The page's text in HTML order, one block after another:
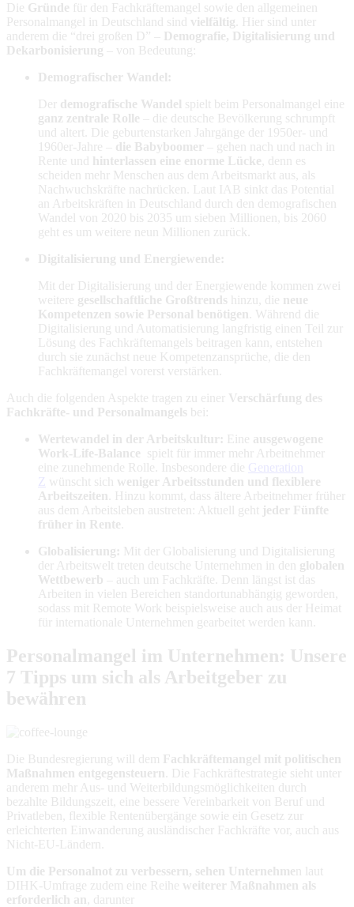
Die Gründe für den Fachkräftemangel sowie den allgemeinen
Personalmangel in Deutschland sind vielfältig . Hier sind unter
anderem die “drei großen D” –
Demografie, Digitalisierung und
Dekarbonisierung – von Bedeutung:
Demografischer Wandel:
Der demografische Wandel spielt beim Personalmangel eine
ganz zentrale Rolle – die deutsche Bevölkerung schrumpft
und altert. Die geburtenstarken Jahrgänge der 1950er- und
1960er-Jahre – die Babyboomer
– gehen nach und nach in
Rente und hinterlassen eine enorme Lücke , denn es
scheiden mehr Menschen aus dem Arbeitsmarkt aus, als
Nachwuchskräfte nachrücken. Laut IAB sinkt das Potential
an Arbeitskräften in Deutschland durch den demografischen
Wandel von 2020 bis 2035 um sieben Millionen, bis 2060
geht es um weitere neun Millionen zurück.
Digitalisierung und Energiewende:
Mit der Digitalisierung und der Energiewende kommen zwei
weitere gesellschaftliche Großtrends hinzu, die neue
Kompetenzen sowie Personal benötigen . Während die
Digitalisierung und Automatisierung langfristig einen Teil zur
Lösung des Fachkräftemangels beitragen kann, entstehen
durch sie zunächst neue Kompetenzansprüche, die den
Fachkräftemangel vorerst verstärken.
Auch die folgenden Aspekte tragen zu einer Verschärfung des
Fachkräfte- und Personalmangels bei:
Wertewandel in der Arbeitskultur: Eine ausgewogene
Work-Life-Balance spielt für immer mehr Arbeitnehmer
eine zunehmende Rolle. Insbesondere die Generation
Z wünscht sich weniger Arbeitsstunden und flexiblere
Arbeitszeiten . Hinzu kommt, dass ältere Arbeitnehmer früher
aus dem Arbeitsleben austreten: Aktuell geht jeder Fünfte
früher in Rente
Globalisierung: Mit der Globalisierung und Digitalisierung
der Arbeitswelt treten deutsche Unternehmen in den globalen
Wettbewerb – auch um Fachkräfte. Denn längst ist das
Arbeiten in vielen Bereichen standortunabhängig geworden,
sodass mit Remote Work beispielsweise auch aus der Heimat
für internationale Unternehmen gearbeitet werden kann.
Personalmangel im Unternehmen: Unsere
7 Tipps um sich als Arbeitgeber zu
bewähren
Die Bundesregierung will dem Fachkräftemangel mit politischen
Maßnahmen entgegensteuern . Die Fachkräftestrategie sieht unter
anderem mehr Aus- und Weiterbildungsmöglichkeiten durch
bezahlte Bildungszeit, eine bessere Vereinbarkeit von Beruf und
Privatleben, flexible Rentenübergänge sowie ein Gesetz zur
erleichterten Einwanderung ausländischer Fachkräfte vor, auch aus
Nicht-EU-Ländern.
Um die Personalnot zu verbessern, sehen Unternehme n laut
DIHK-Umfrage zudem eine Reihe weiterer Maßnahmen als
erforderlich an , darunter